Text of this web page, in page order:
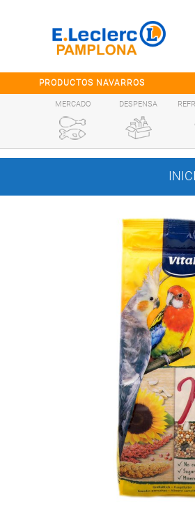
PRODUCTOS NAVARROS
MERCADO DESPENSA